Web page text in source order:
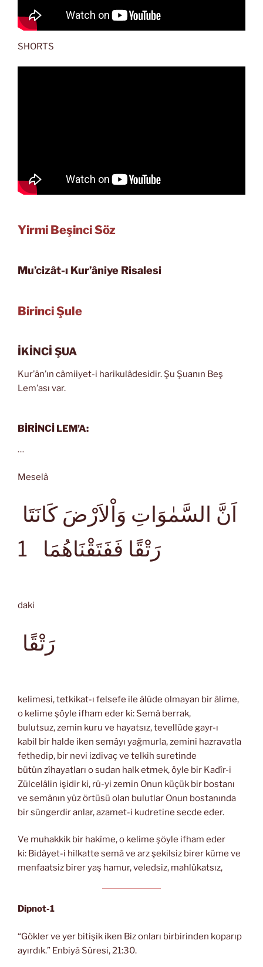
SHORTS
Yirmi Beşinci Söz
Mu’cizât-ı Kur’âniye Risalesi
Birinci Şule
İKİNCİ ŞUA
Kur’ân’ın câmiiyet-i harikulâdesidir. Şu Şuanın Beş
Lem’ası var.
BİRİNCİ LEM’A:
…
Meselâ
رَتْقًا فَفَتَقْنَاهُمَا1
daki
رَتْقًا
kelimesi, tetkikat-ı felsefe ile âlûde olmayan bir âlime,
o kelime şöyle ifham eder ki: Semâ berrak,
bulutsuz, zemin kuru ve hayatsız, tevellüde gayr-ı
kabil bir halde iken semâyı yağmurla, zemini hazravatla
fethedip, bir nevi izdivaç ve telkih suretinde
bütün zîhayatları o sudan halk etmek, öyle bir Kadîr-i
Zülcelâlin işidir ki, rû-yi zemin Onun küçük bir bostanı
ve semânın yüz örtüsü olan bulutlar Onun bostanında
bir süngerdir anlar, azamet-i kudretine secde eder.
Ve muhakkik bir hakîme, o kelime şöyle ifham eder
ki: Bidâyet-i hilkatte semâ ve arz şekilsiz birer küme ve
menfaatsiz birer yaş hamur, veledsiz, mahlûkatsız,
Dipnot-1
“Gökler ve yer bitişik iken Biz onları birbirinden koparıp
ayırdık.” Enbiyâ Sûresi, 21:30.